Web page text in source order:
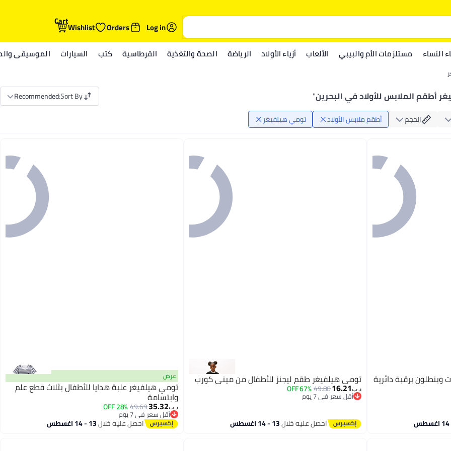
Log in
Orders
Wishlist
Cart
النساء مستلزمات الأم والبيبي الألعاب أزياء الأولاد الرياضة الصحة والتغذية القرطاسية كتب السيارات الموسيقى
أطقم الملابس للأولاد في البحرين"
Sort By
:
Recommended
الحجم أطقم ملابس الأولاد تومي هيلفيغر
برقبة دائرية تومي هيلفيغر طقم ليجنز للأطفال من ميني كورب
د.ب‏16.21
49.80
67% OFF
أقل سعر في 7 يوم
أقل سعر في 7 يوم
احصل عليه خلال13 - 14 اغسطس
عرض
تومي هيلفيغر علبة هدايا للأطفال بثلاث قطع علم
وابتسامة
د.ب‏35.32
49.69
28% OFF
أقل سعر في 7 يوم
أقل سعر في 7 يوماحصل عليه خلال13 - 14 اغسطس